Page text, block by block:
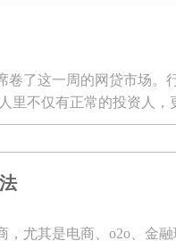
了这一周的网贷市场。
不仅有正常的投资人，
尤其是电商、o2o、金